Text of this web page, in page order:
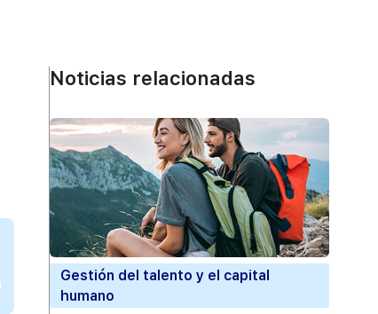
Noticias relacionadas
Gestión del talento y el capital
humano